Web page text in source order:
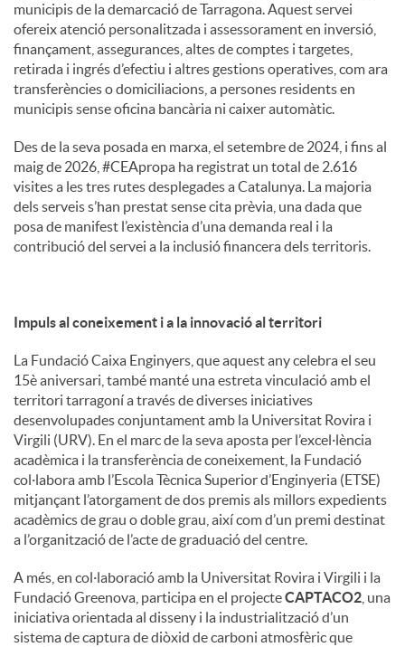
municipis de la demarcació de Tarragona. Aquest servei
ofereix atenció personalitzada i assessorament en inversió,
finançament, assegurances, altes de comptes i targetes,
retirada i ingrés d’efectiu i altres gestions operatives, com ara
transferències o domiciliacions, a persones residents en
municipis sense oficina bancària ni caixer automàtic.
Des de la seva posada en marxa, el setembre de 2024, i fins al
maig de 2026, #CEApropa ha registrat un total de 2.616
visites a les tres rutes desplegades a Catalunya. La majoria
dels serveis s’han prestat sense cita prèvia, una dada que
posa de manifest l’existència d’una demanda real i la
contribució del servei a la inclusió financera dels territoris.
Impuls al coneixement i a la innovació al territori
La Fundació Caixa Enginyers, que aquest any celebra el seu
15è aniversari, també manté una estreta vinculació amb el
territori tarragoní a través de diverses iniciatives
desenvolupades conjuntament amb la Universitat Rovira i
Virgili (URV). En el marc de la seva aposta per l’excel·lència
acadèmica i la transferència de coneixement, la Fundació
col·labora amb l’Escola Tècnica Superior d’Enginyeria (ETSE)
mitjançant l’atorgament de dos premis als millors expedients
acadèmics de grau o doble grau, així com d’un premi destinat
a l’organització de l’acte de graduació del centre.
A més, en col·laboració amb la Universitat Rovira i Virgili i la
Fundació Greenova, participa en el projecteCAPTACO2 , una
iniciativa orientada al disseny i la industrialització d’un
sistema de captura de diòxid de carboni atmosfèric que